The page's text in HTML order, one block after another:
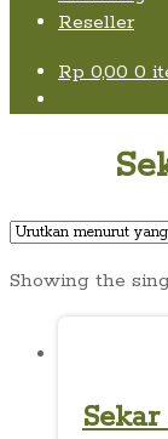
Reseller
Rp 0,00 0
Showing the